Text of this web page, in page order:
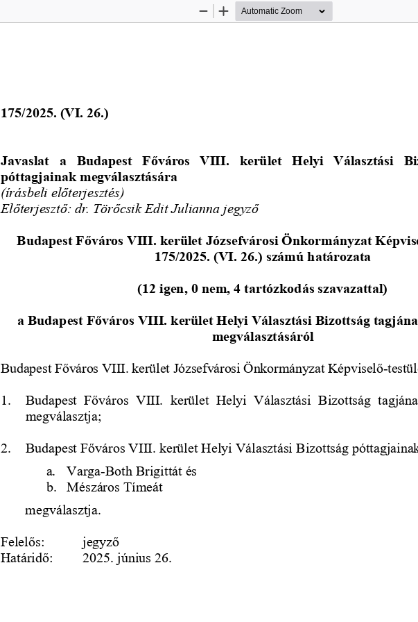
Zoom
Zoom
175/2025. (VI. 26.)
Javaslat  a  Budapest  Főváros  VIII.  kerület  Helyi  Választási
póttagjainak megválasztására
(írásbeli előterjesztés)
Előterjesztő: dr. Törőcsik Edit Julianna jegyző
Budapest Főváros VIII. kerület Józsefvárosi Önkormányzat
175/2025. (VI. 26.) számú határozata
(12 igen, 0 nem, 4 tartózkodás szavazattal)
a Budapest Főváros VIII. kerület Helyi Választási Bizottság
megválasztásáról
Budapest Főváros VIII. kerület Józsefvárosi Önkormányzat Képviselő-
1.
Budapest  Főváros  VIII.  kerület  Helyi  Választási  Bizottság
megválasztja;
2.
Budapest Főváros VIII. kerület Helyi Választási Bizottság
a.
Varga-Both Brigittát és
b.
Mészáros Tímeát
megválasztja.
Felelős:
jegyző
Határidő:
2025. június 26.